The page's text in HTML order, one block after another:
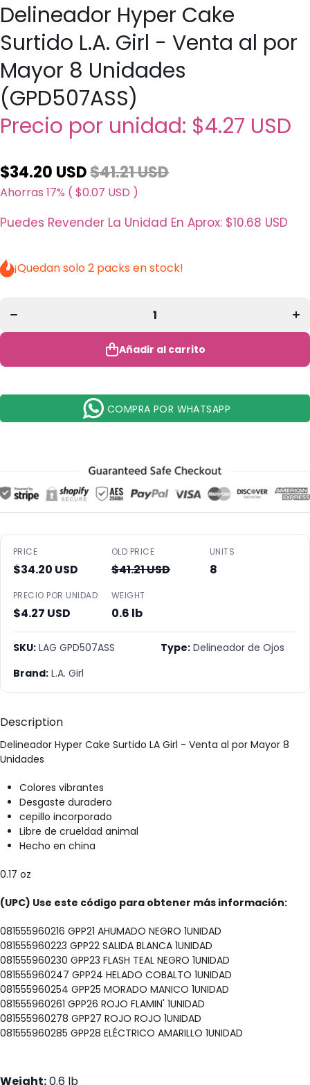
Delineador Hyper Cake
Surtido L.A. Girl - Venta al por
Mayor 8 Unidades
(GPD507ASS)
Precio por unidad: $4.27 USD
$34.20 USD$41.21 USD
Ahorras 17% ( $0.07 USD )
Puedes Revender La Unidad En Aprox: $10.68 USD
¡Quedan solo 2 packs en stock!
Disminuir
Surtido L.A.
por Mayor 8
Añadir al carrito
COMPRA POR WHATSAPP
PRICE
$34.20 USD
OLD PRICE
$41.21 USD
UNITS
8
PRECIO POR UNIDAD
$4.27 USD
WEIGHT
0.6 lb
SKU: LAG GPD507ASS Type: Delineador de Ojos
Brand: L.A. Girl
Description
Delineador Hyper Cake Surtido LA Girl - Venta al por Mayor 8
Unidades
Colores vibrantes
Desgaste duradero
cepillo incorporado
Libre de crueldad animal
Hecho en china
0.17 oz
(UPC) Use este código para obtener más información:
081555960216 GPP21 AHUMADO NEGRO 1UNIDAD
081555960223 GPP22 SALIDA BLANCA 1UNIDAD
081555960230 GPP23 FLASH TEAL NEGRO 1UNIDAD
081555960247 GPP24 HELADO COBALTO 1UNIDAD
081555960254 GPP25 MORADO MANICO 1UNIDAD
081555960261 GPP26 ROJO FLAMIN' 1UNIDAD
081555960278 GPP27 ROJO ROJO 1UNIDAD
081555960285 GPP28 ELÉCTRICO AMARILLO 1UNIDAD
Weight:0.6 lb